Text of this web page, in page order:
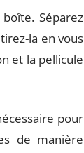
Séparez
la en vous
et la pellicule
pour
de manière